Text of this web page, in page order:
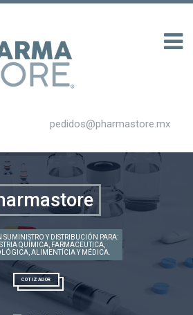
pedidos@pharmastore.mx
SUMINISTRO Y DISTRIBUCIÓN PARA:
QUÍMICA, FARMACEUTICA,
ALIMENTÍCIA Y MÉDICA.
COTIZADOR